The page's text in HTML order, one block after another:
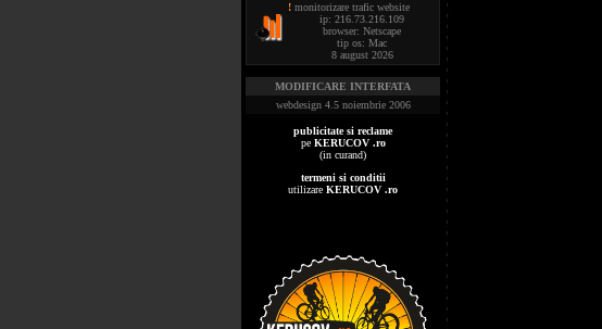
! monitorizare trafic website
ip: 216.73.216.109
browser: Netscape
tip os: Mac
8 august 2026
MODIFICARE INTERFATA
webdesign 4.5 noiembrie 2006
publicitate si reclame
pe KERUCOV .ro
(in curand)
termeni si conditii
utilizare KERUCOV .ro